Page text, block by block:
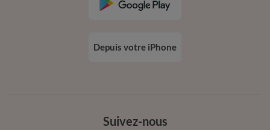
Suivez-nous
Depuis votre iPhone